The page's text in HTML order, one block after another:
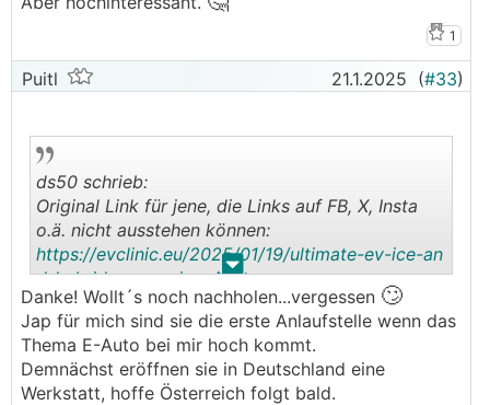
1
Puitl 21.1.2025 (#33)
. .
ds50 schrieb:
Original Link für jene, die Links auf FB, X, Insta
o.ä. nicht ausstehen können:
https://evclinic.eu/2025/01/19/ultimate-ev-ice-an
d-hybrid-comparison/
Danke! Wollt´s noch nachholen...vergessen 🙄
Jap für mich sind sie die erste Anlaufstelle wenn das
Thema E-Auto bei mir hoch kommt.
Demnächst eröffnen sie in Deutschland eine
Werkstatt, hoffe Österreich folgt bald.